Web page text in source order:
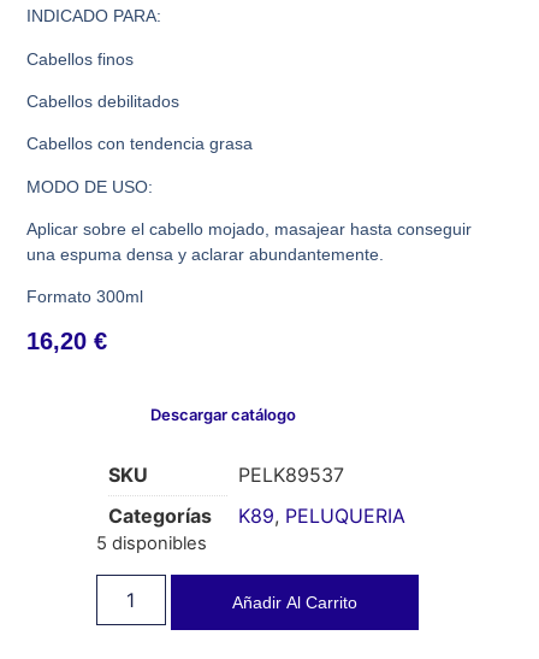
INDICADO PARA:
Cabellos finos
Cabellos debilitados
Cabellos con tendencia grasa
MODO DE USO:
Aplicar sobre el cabello mojado, masajear hasta conseguir
una espuma densa y aclarar abundantemente.
Formato 300ml
16,20€
Descargar catálogo
SKU
PELK89537
Categorías
K89, PELUQUERIA
5 disponibles
Añadir Al Carrito